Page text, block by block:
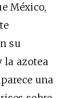
México,
su
azotea
una